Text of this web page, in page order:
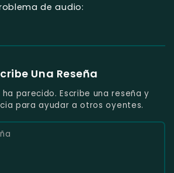
de audio:
Una Reseña
parecido. Escribe una reseña y
para ayudar a otros oyentes.